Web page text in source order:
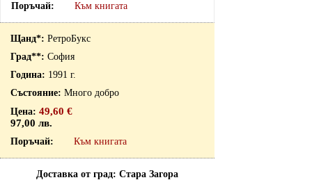
Към книгата
РетроБукс
София
1991 г.
Много добро
49,60 €
97,00 лв.
Към книгата
Доставка от град: Стара Загора